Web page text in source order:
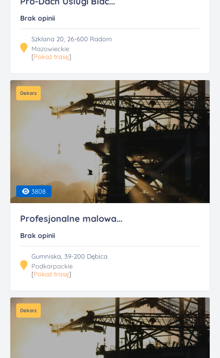
Brak opinii
Szklana 20, 26-600 Radom
Mazowieckie
[Pokaż trasę]
Dekarz
3808
Profesjonalne malowa...
Brak opinii
Gumniska, 39-200 Dębica
Podkarpackie
[Pokaż trasę]
Dekarz